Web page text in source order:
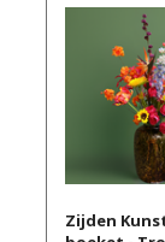
Zijden